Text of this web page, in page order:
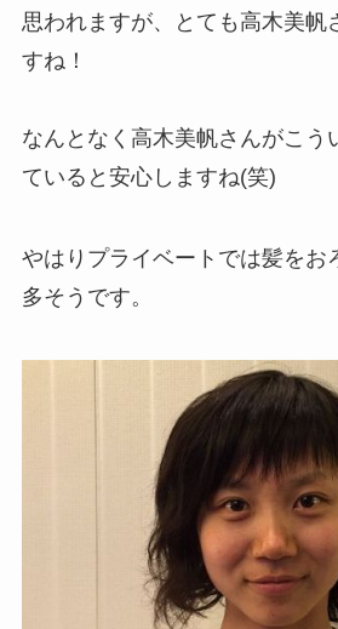
思われますが、とても高木美帆
すね！
なんとなく高木美帆さんがこう
ていると安心しますね(笑)
やはりプライベートでは髪をお
多そうです。